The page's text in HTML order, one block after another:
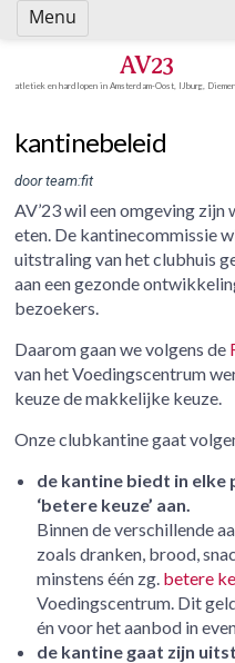
Spring
naar
AV23
atletiek en hardlopen in Amsterdam-Oost, IJburg,
kantinebeleid
door team:fit
AV’23 wil een omgeving
eten. De kantinecommissie
uitstraling van het clubhuis
aan een gezonde
bezoekers.
Daarom gaan we volgens de
van het Voedingscentrum
keuze de makkelijke keuze.
Onze clubkantine gaat
de kantine biedt in
‘betere keuze’ aan.
Binnen de verschillende
zoals dranken, brood,
minstens één zg. betere
Voedingscentrum. Dit
én voor het aanbod in
de kantine gaat zijn
Menu